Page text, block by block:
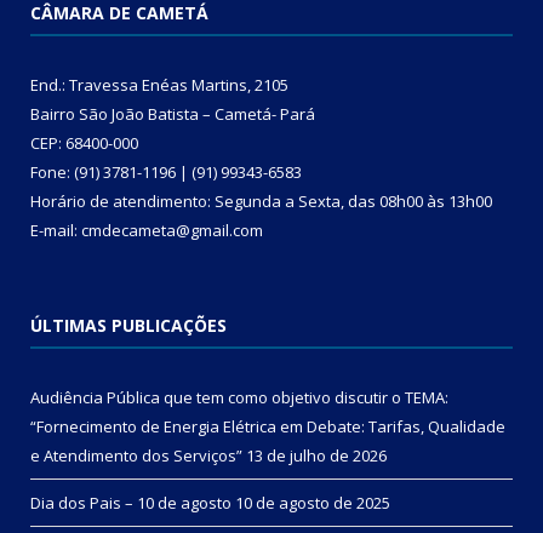
CÂMARA DE CAMETÁ
End.: Travessa Enéas Martins, 2105
Bairro São João Batista – Cametá- Pará
CEP: 68400-000
Fone: (91) 3781-1196 | (91) 99343-6583
Horário de atendimento: Segunda a Sexta, das 08h00 às 13h00
E-mail: cmdecameta@gmail.com
ÚLTIMAS PUBLICAÇÕES
Audiência Pública que tem como objetivo discutir o TEMA:
“Fornecimento de Energia Elétrica em Debate: Tarifas, Qualidade
e Atendimento dos Serviços” 13 de julho de 2026
Dia dos Pais – 10 de agosto 10 de agosto de 2025